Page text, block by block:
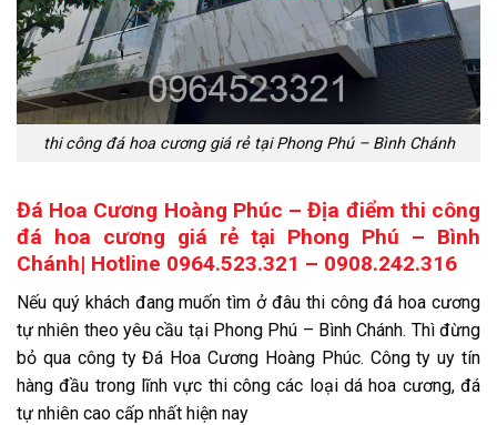
thi công đá hoa cương giá rẻ tại Phong Phú – Bình Chánh
Đá Hoa Cương Hoàng Phúc – Địa điểm thi công
đá hoa cương giá rẻ tại Phong Phú – Bình
Chánh| Hotline 0964.523.321 – 0908.242.316
Nếu quý khách đang muốn tìm ở đâu thi công đá hoa cương
tự nhiên theo yêu cầu tại Phong Phú – Bình Chánh. Thì đừng
bỏ qua công ty Đá Hoa Cương Hoàng Phúc. Công ty uy tín
hàng đầu trong lĩnh vực thi công các loại dá hoa cương, đá
tự nhiên cao cấp nhất hiện nay